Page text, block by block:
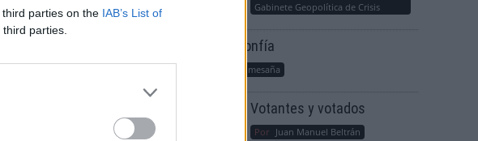
parties on the IAB’s List of
parties.
medidas para prevenir el
podría anunciar el
Gabinete Geopolítica de Crisis
Suelta y confía
María Comesaña
Votantes y votados
Por Juan Manuel Beltrán